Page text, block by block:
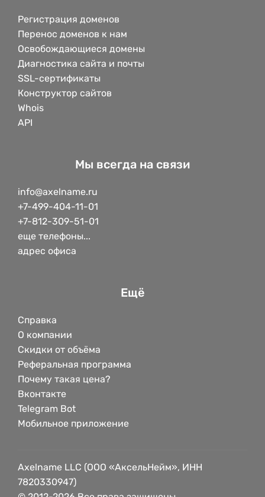
Регистрация доменов
Перенос доменов к нам
Освобождающиеся домены
Диагностика сайта и почты
SSL-сертификаты
Конструктор сайтов
Whois
API
Мы всегда на связи
info@axelname.ru
+7-499-404-11-01
+7-812-309-51-01
еще телефоны...
адрес офиса
Ещё
Справка
О компании
Скидки от объёма
Реферальная программа
Почему такая цена?
Вконтакте
Telegram Bot
Мобильное приложение
Axelname LLC (ООО «АксельНейм», ИНН
7820330947)